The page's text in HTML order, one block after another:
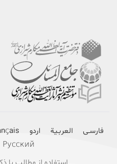
فارسـی العربـیة اردو
Русский